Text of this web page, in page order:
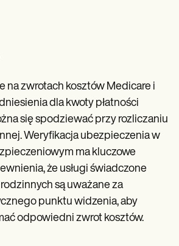
na zwrotach kosztów Medicare i
dla kwoty płatności
się spodziewać przy rozliczaniu
Weryfikacja ubezpieczenia w
ma kluczowe
że usługi świadczone
są uważane za
punktu widzenia, aby
odpowiedni zwrot kosztów.